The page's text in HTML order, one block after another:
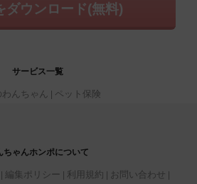
ダウンロード(無料)
サービス一覧
んちゃん ペット保険
ちゃんホンポについて
編集ポリシー 利用規約 お問い合わせ